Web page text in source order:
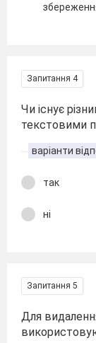
Запитання 4
Чи існує
текстовими
варіанти
так
ні
Запитання 5
Для